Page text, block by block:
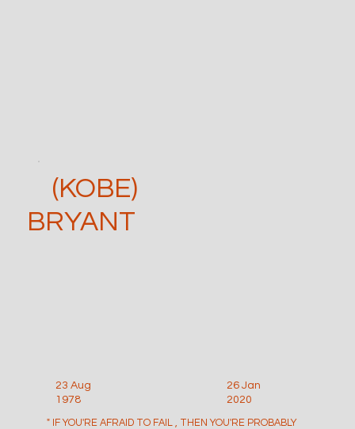
23 Aug
1978
26 Jan
2020
" IF YOU'RE AFRAID TO FAIL , THEN YOU'RE PROBABLY
(KOBE)
BRYANT